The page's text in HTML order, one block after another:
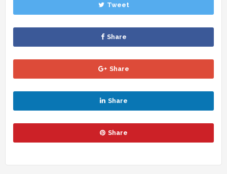
Tweet
Share
Share
Share
Share